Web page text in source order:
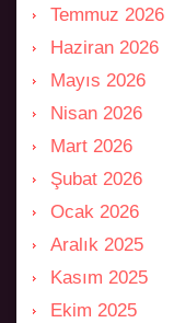
Temmuz 2026
Haziran 2026
Mayıs 2026
Nisan 2026
Mart 2026
Şubat 2026
Ocak 2026
Aralık 2025
Kasım 2025
Ekim 2025